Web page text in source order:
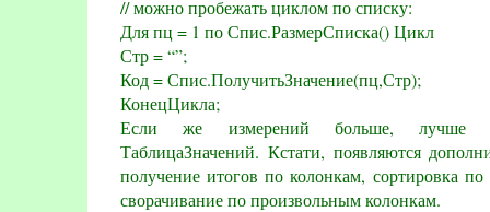
// можно пробежать циклом по списку:
Для пц = 1 по Спис.РазмерСписка() Цикл
Стр = “”;
Код = Спис.ПолучитьЗначение(пц,Стр);
КонецЦикла;
Если же измерений больше, лучше
ТаблицаЗначений. Кстати, появляются
получение итогов по колонкам, сортировка
сворачивание по произвольным колонкам.